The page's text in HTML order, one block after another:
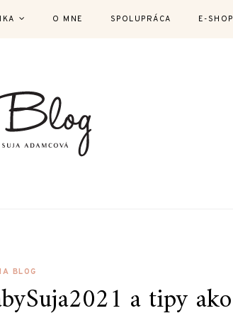
O MNE SPOLUPRÁCA E-SHOP
BLOG
a tipy ako